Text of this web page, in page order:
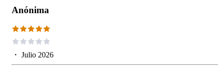
Anónima
・ Julio 2026